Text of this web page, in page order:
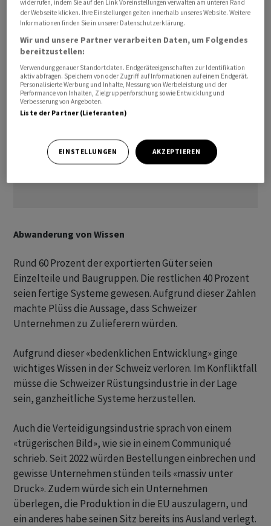
eingebettet in den Gesamtkontext sehe es aber anders
aus, so Plüss.
Abwanderung von Wissen
Rund 60 Prozent der exportierten Güter seien
Einzelteile und Baugruppen. Die restlichen 40 Prozent
seien fertige Systeme gewesen. Aufgrund dieser Zahlen
machte Plüss die Aussage, dass Schweizer
Unternehmen zu Zulieferern würden.
Aufgrund dieser «bedenklichen Entwicklung» ginge
wichtiges Wissen in der Schweiz verloren. Im Konfliktfall
müsse die Schweizer Rüstungsindustrie in der Lage
sein, ganzheitliche Systeme herzustellen.
Auch die Verteidigungsindustrie sprach von einem
«trügerischen Bild», wie sie in einem Communiqué
schrieb. Seit 2022 würden Bestellungen einbrechen und
gewisse Unternehmen stünden teils «massiv unter
Druck». Zudem würde sich ein Unternehmen
überlegen, die Produktion in die EU auszulagern, und
ein anderes habe seinen Sitz bereits ins Ausland verlegt.
widerrufen, indem Sie auf den Link Voreinstellungen verwalten am unteren Rand
der Webseite klicken. Ihre Einstellungen gelten innerhalb unseres Website. Weitere
Informationen finden Sie in unserer Datenschutzerklärung.
Wir und unsere Partner verarbeiten Daten, um Folgendes
bereitzustellen:
Verwendung genauer Standortdaten. Endgeräteeigenschaften zur Identifikation
aktiv abfragen. Speichern von oder Zugriff auf Informationen auf einem Endgerät.
Personalisierte Werbung und Inhalte, Messung von Werbeleistung und der
Performance von Inhalten, Zielgruppenforschung sowie Entwicklung und
Verbesserung von Angeboten.
Liste der Partner (Lieferanten)
EINSTELLUNGEN AKZEPTIEREN